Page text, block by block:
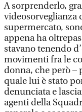
A sorprenderlo,
videosorveglianza
supermercato,
appena ha
stavano tenendo
movimenti fra le
donna, che però –
quale lui è stato
denunciata e
agenti della